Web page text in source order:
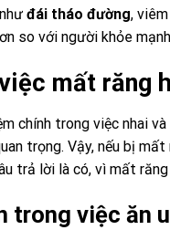
đái tháo đường,
so với người khỏe
mất răng
chính trong việc nhai
trọng. Vậy, nếu bị
trả lời là có, vì mất
trong việc ăn